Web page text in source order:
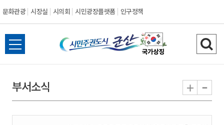
문화관광 시장실 시의회 시민광장플랫폼 인구정책
시
민
권
전
체
뉴
열
검
색
기
부서소식 + -